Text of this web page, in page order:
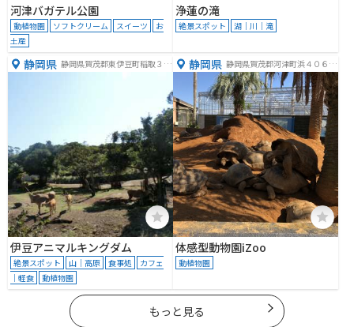
河津バガテル公園
動植物園 ソフトクリーム スイーツ
お
土産
浄蓮の滝
絶景スポット 湖｜川｜滝
静岡県 静岡県賀茂郡東伊豆町稲取３３
４４
伊豆アニマルキングダム
絶景スポット 山｜高原 食事処
カフェ
｜軽食
動植物園
静岡県 静岡県賀茂郡河津町浜４０６
−２
体感型動物園iZoo
動植物園
もっと見る